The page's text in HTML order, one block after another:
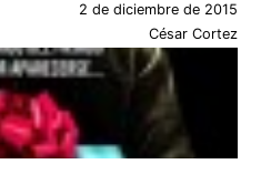
2 de diciembre de 2015
César Cortez